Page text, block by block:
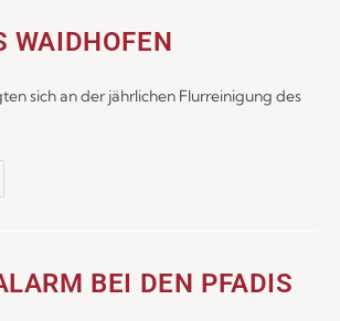
WAIDHOFEN
sich an der jährlichen Flurreinigung des
BEI DEN PFADIS